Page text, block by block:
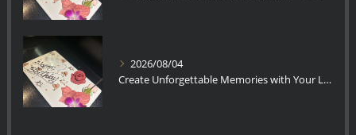
2026/08/04
Create Unforgettable Memories with Your Loved One Over Premium Sendai Beef